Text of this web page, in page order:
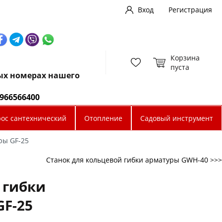
Вход
Регистрация
номерах нашего
Корзина
пуста
сантехнический Отопление Садовый инструмент
GF-25
Станок для кольцевой гибки арматуры GWH-40 >>>
25